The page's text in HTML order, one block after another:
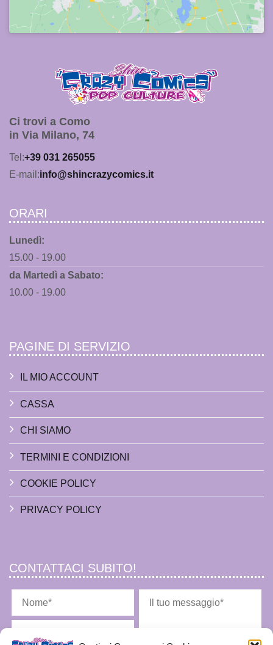
Ci trovi a Como
in Via Milano, 74
Tel:+39 031 265055
E-mail:info@shincrazycomics.it
ORARI
Lunedì:
15.00 - 19.00
da Martedì a Sabato:
10.00 - 19.00
PAGINE DI SERVIZIO
IL MIO ACCOUNT
CASSA
CHI SIAMO
TERMINI E CONDIZIONI
COOKIE POLICY
PRIVACY POLICY
CONTATTACI SUBITO!